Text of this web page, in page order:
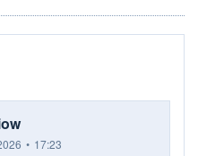
• 17:23